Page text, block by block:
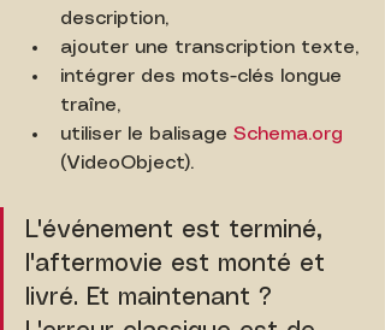
description,
ajouter une transcription texte,
intégrer des mots-clés longue
traîne,
utiliser le balisage Schema.org
(VideoObject).
L'événement est terminé,
l'aftermovie est monté et
livré. Et maintenant ?